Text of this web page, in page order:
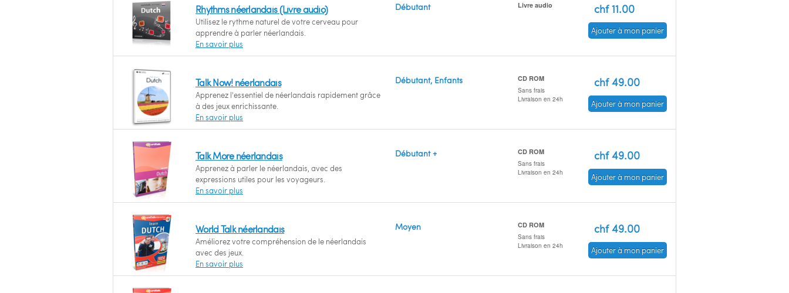
Rhythms néerlandais (Livre audio)
Utilisez le rythme naturel de votre cerveau pour
apprendre à parler néerlandais.
En savoir plus
Débutant Livre audio chf 11.00
Ajouter à mon panier
Talk Now! néerlandais
Apprenez l'essentiel de néerlandais rapidement grâce
à des jeux enrichissante.
En savoir plus
Débutant, Enfants CD ROM
Sans frais
Livraison en 24h
chf 49.00
Ajouter à mon panier
Talk More néerlandais
Apprenez à parler le néerlandais, avec des
expressions utiles pour les voyageurs.
En savoir plus
Débutant + CD ROM
Sans frais
Livraison en 24h
chf 49.00
Ajouter à mon panier
World Talk néerlandais
Améliorez votre compréhension de le néerlandais
avec des jeux.
En savoir plus
Moyen CD ROM
Sans frais
Livraison en 24h
chf 49.00
Ajouter à mon panier